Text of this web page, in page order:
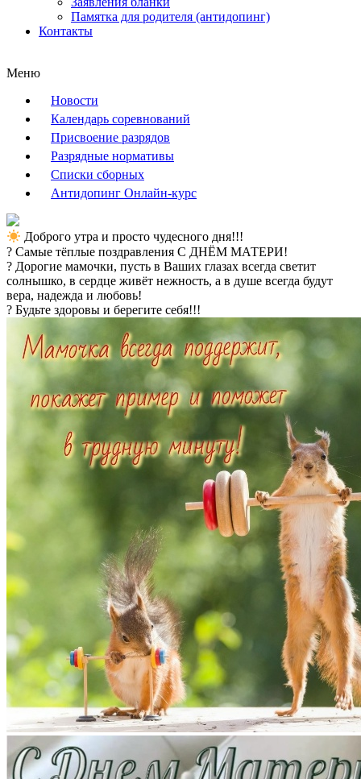
Памятка для родителя (антидопинг)
Контакты
Меню
Новости
Календарь соревнований
Присвоение разрядов
Разрядные нормативы
Списки сборных
Антидопинг Онлайн-курс
Доброго утра и просто чудесного дня!!!
? Самые тёплые поздравления С ДНЁМ МАТЕРИ!
? Дорогие мамочки, пусть в Ваших глазах всегда светит
солнышко, в сердце живёт нежность, а в душе всегда будут
вера, надежда и любовь!
? Будьте здоровы и берегите себя!!!